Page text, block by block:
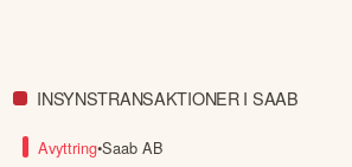
INSYNSTRANSAKTIONER I SAAB
Avyttring•Saab AB